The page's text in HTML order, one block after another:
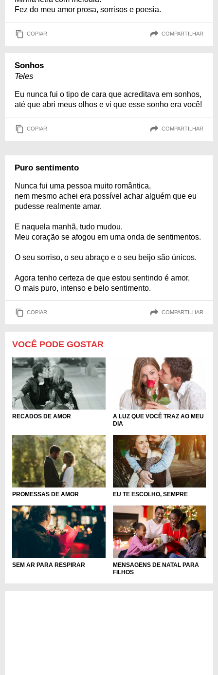
Fez do meu amor prosa, sorrisos e poesia.
COPIAR COMPARTILHAR
Sonhos
Teles
Eu nunca fui o tipo de cara que acreditava em sonhos,
até que abri meus olhos e vi que esse sonho era você!
COPIAR COMPARTILHAR
Puro sentimento
Nunca fui uma pessoa muito romântica,
nem mesmo achei era possível achar alguém que eu
pudesse realmente amar.
E naquela manhã, tudo mudou.
Meu coração se afogou em uma onda de sentimentos.
O seu sorriso, o seu abraço e o seu beijo são únicos.
Agora tenho certeza de que estou sentindo é amor,
O mais puro, intenso e belo sentimento.
COPIAR COMPARTILHAR
VOCÊ PODE GOSTAR
RECADOS DE AMOR
A LUZ QUE VOCÊ TRAZ AO MEU
DIA
PROMESSAS DE AMOR EU TE ESCOLHO, SEMPRE
SEM AR PARA RESPIRAR
MENSAGENS DE NATAL PARA
FILHOS